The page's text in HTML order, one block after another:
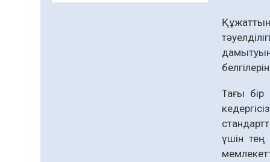
Тағы бір
кедергісіз
үшін тең